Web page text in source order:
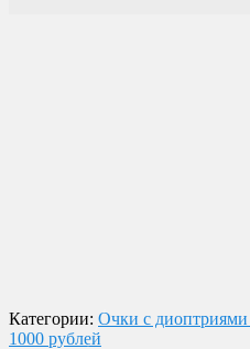
Категории: Очки с
1000 рублей